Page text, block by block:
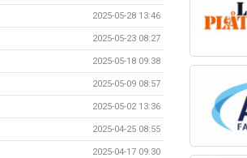
2025-05-28 13:46
2025-05-23 08:27
2025-05-18 09:38
2025-05-09 08:57
2025-05-02 13:36
2025-04-25 08:55
2025-04-17 09:30